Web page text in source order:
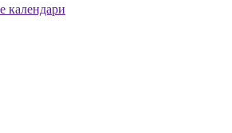
календари